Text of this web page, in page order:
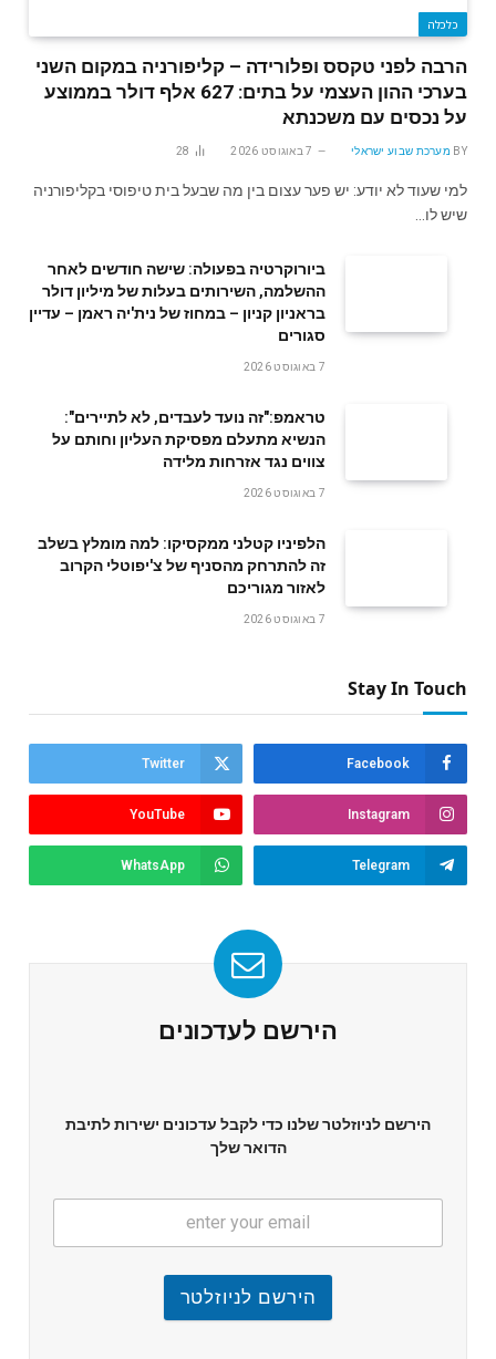
כלכלה
הרבה לפני טקסס ופלורידה – קליפורניה במקום השני
בערכי ההון העצמי על בתים: 627 אלף דולר בממוצע
על נכסים עם משכנתא
BY מערכת שבוע ישראלי 7 באוגוסט 2026 28
למי שעוד לא יודע: יש פער עצום בין מה שבעל בית טיפוסי בקליפורניה
שיש לו…
ביורוקרטיה בפעולה: שישה חודשים לאחר
ההשלמה, השירותים בעלות של מיליון דולר
בראניון קניון – במחוז של נית'יה ראמן – עדיין
סגורים
7 באוגוסט 2026
טראמפ:"זה נועד לעבדים, לא לתיירים":
הנשיא מתעלם מפסיקת העליון וחותם על
צווים נגד אזרחות מלידה
7 באוגוסט 2026
הלפיניו קטלני ממקסיקו: למה מומלץ בשלב
זה להתרחק מהסניף של צ'יפוטלי הקרוב
לאזור מגוריכם
7 באוגוסט 2026
Stay In Touch
Facebook
Twitter
Instagram
YouTube
Telegram
WhatsApp
הירשם לעדכונים
הירשם לניוזלטר שלנו כדי לקבל עדכונים ישירות לתיבת
הדואר שלך
הירשם לניוזלטר